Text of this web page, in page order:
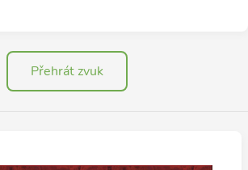
Přehrát zvuk